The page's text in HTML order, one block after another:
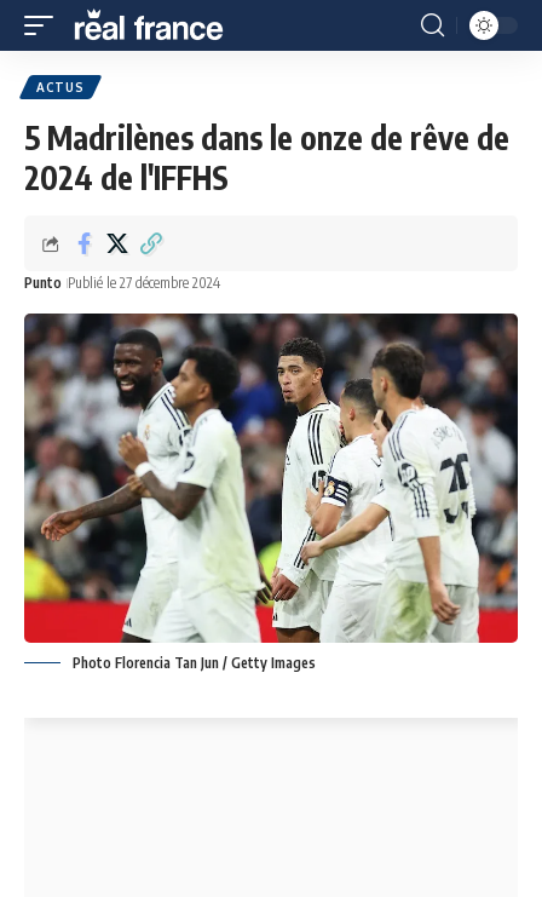
ACTUS
5 Madrilènes dans le onze de rêve de
2024 de l'IFFHS
Punto Publié le 27 décembre 2024
Photo Florencia Tan Jun / Getty Images